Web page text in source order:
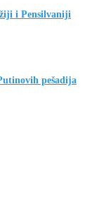
i Pensilvaniji
pešadija